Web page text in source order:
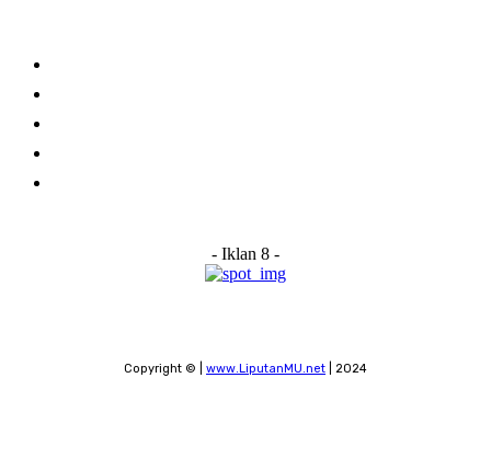
- Iklan 8 -
Copyright © | www.LiputanMU.net | 2024